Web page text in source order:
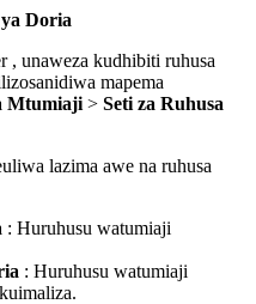
ya Doria
, unaweza kudhibiti ruhusa
mapema
Mtumiaji > Seti za Ruhusa
lazima awe na ruhusa
: Huruhusu watumiaji
: Huruhusu watumiaji
kuimaliza.